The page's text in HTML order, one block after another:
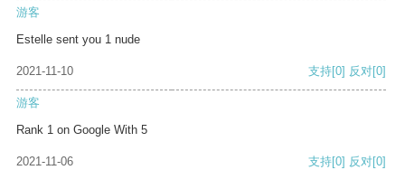
游客
Estelle sent you 1 nude
2021-11-10 支持[0] 反对[0]
游客
Rank 1 on Google With 5
2021-11-06 支持[0] 反对[0]